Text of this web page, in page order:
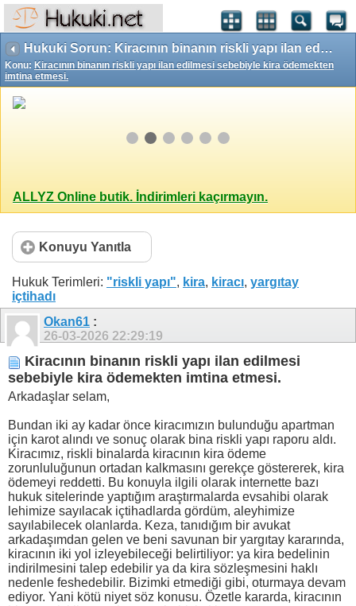
Hukuki Sorun: Kiracının binanın riskli yapı ilan edilmesi sebebiyle kira ödemekten imtina etmesi.
Konu: Kiracının binanın riskli yapı ilan edilmesi sebebiyle kira ödemekten
imtina etmesi.
ALLYZ Online butik. İndirimleri kaçırmayın.
Konuyu Yanıtla
Hukuk Terimleri: "riskli yapı", kira, kiracı, yargıtay
içtihadı
Okan61 :
26-03-2026 22:29:19
Kiracının binanın riskli yapı ilan edilmesi
sebebiyle kira ödemekten imtina etmesi.
Arkadaşlar selam,
Bundan iki ay kadar önce kiracımızın bulunduğu apartman
için karot alındı ve sonuç olarak bina riskli yapı raporu aldı.
Kiracımız, riskli binalarda kiracının kira ödeme
zorunluluğunun ortadan kalkmasını gerekçe göstererek, kira
ödemeyi reddetti. Bu konuyla ilgili olarak internette bazı
hukuk sitelerinde yaptığım araştırmalarda evsahibi olarak
lehimize sayılacak içtihadlarda gördüm, aleyhimize
sayılabilecek olanlarda. Keza, tanıdığım bir avukat
arkadaşımdan gelen ve beni savunan bir yargıtay kararında,
kiracının iki yol izleyebileceği belirtiliyor: ya kira bedelinin
indirilmesini talep edebilir ya da kira sözleşmesini haklı
nedenle feshedebilir. Bizimki etmediği gibi, oturmaya devam
ediyor. Yani kötü niyet söz konusu. Özetle kararda, kiracının